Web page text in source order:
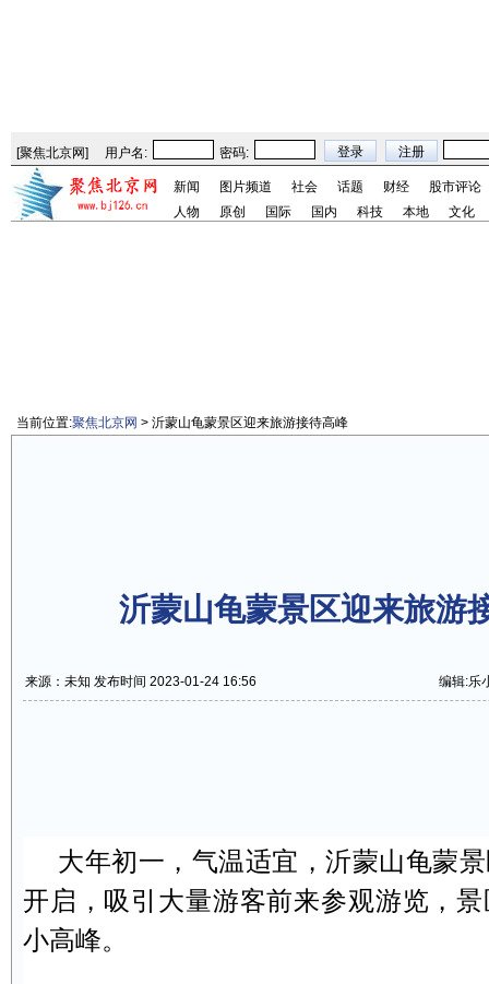
[聚焦北京网] 用户名: 密码:
新闻 图片频道 社会 话题 财经
股市评论
人物
原创 国际 国内 科技 本地 文化
当前位置:聚焦北京网 > 沂蒙山龟蒙景区迎来旅游接待高峰
沂蒙山龟蒙景区迎来旅游
来源：未知 发布时间 2023-01-24 16:56 编辑:乐
大年初一，气温适宜，沂蒙山龟蒙
开启，吸引大量游客前来参观游览，
小高峰。